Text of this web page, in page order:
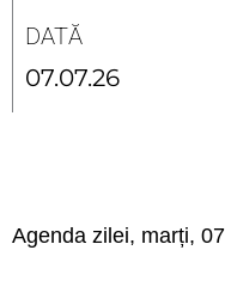
DATĂ
07.07.26
Agenda zilei, marți,